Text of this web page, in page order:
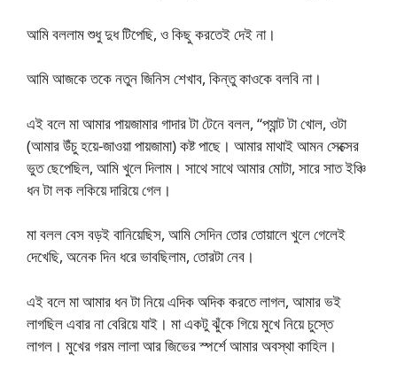
আমি বললাম শুধু দুধ টিপেছি, ও কিছু করতেই দেই না।
আমি আজকে তকে নতুন জিনিস শেখাব, কিন্তু কাওকে বলবি না।
এই বলে মা আমার পায়জামার গাদার টা টেনে বলল, “প্যান্ট টা খোল, ওটা
(আমার উঁচু হয়ে-জাওয়া পায়জামা) কষ্ট পাছে। আমার মাথাই আমন সেক্সের
ভুত ছেপেছিল, আমি খুলে দিলাম। সাথে সাথে আমার মোটা, সারে সাত ইঞ্চি
ধন টা লক লকিয়ে দারিয়ে গেল।
মা বলল বেস বড়ই বানিয়েছিস, আমি সেদিন তোর তোয়ালে খুলে গেলেই
দেখেছি, অনেক দিন ধরে ভাবছিলাম, তোরটা নেব।
এই বলে মা আমার ধন টা নিয়ে এদিক অদিক করতে লাগল, আমার ভই
লাগছিল এবার না বেরিয়ে যাই। মা একটু ঝুঁকে গিয়ে মুখে নিয়ে চুস্তে
লাগল। মুখের গরম লালা আর জিভের স্পর্শে আমার অবস্থা কাহিল।